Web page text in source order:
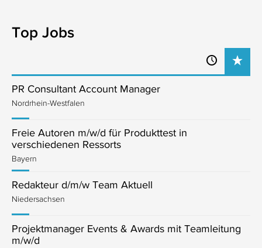
Top Jobs
PR Consultant Account Manager
Nordrhein-Westfalen
Freie Autoren m/w/d für Produkttest in
verschiedenen Ressorts
Bayern
Redakteur d/m/w Team Aktuell
Niedersachsen
Projektmanager Events & Awards mit Teamleitung
m/w/d